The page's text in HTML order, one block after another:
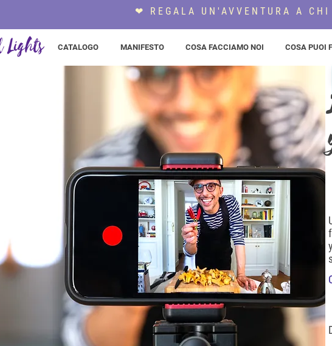
❤ REGALA UN'AVVENTURA A
CATALOGO MANIFESTO COSA FACCIAMO NOI COSA PUOI